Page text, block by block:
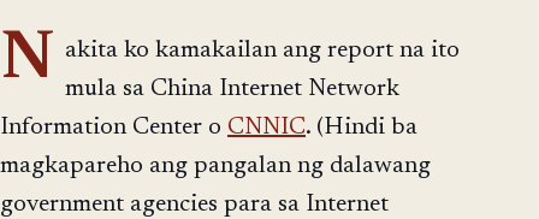
N
akita ko kamakailan ang report na ito
mula sa China Internet Network
Information Center o CNNIC. (Hindi ba
magkapareho ang pangalan ng dalawang
government agencies para sa Internet